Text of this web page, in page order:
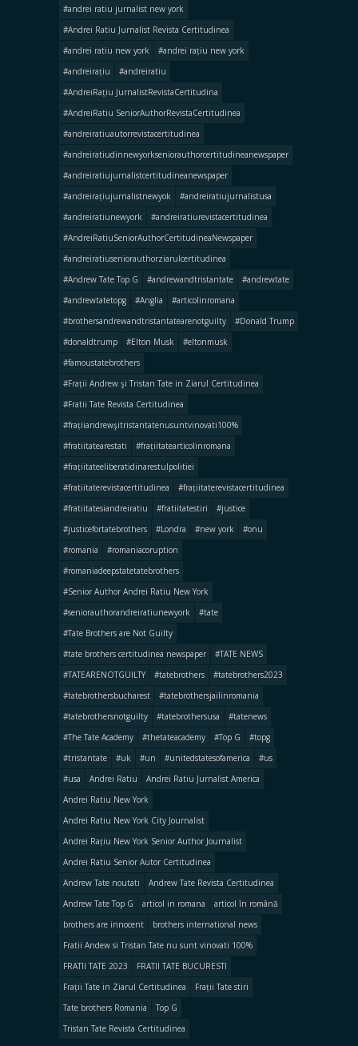
#andrei ratiu jurnalist new york
#Andrei Ratiu Jurnalist Revista Certitudinea
#andrei ratiu new york
#andrei rațiu new york
#andreirațiu
#andreiratiu
#AndreiRațiu JurnalistRevistaCertitudina
#AndreiRatiu SeniorAuthorRevistaCertitudinea
#andreiratiuautorrevistacertitudinea
#andreiratiudinnewyorkseniorauthorcertitudineanewspaper
#andreiratiujurnalistcertitudineanewspaper
#andreirațiujurnalistnewyok
#andreiratiujurnalistusa
#andreiratiunewyork
#andreiratiurevistacertitudinea
#AndreiRatiuSeniorAuthorCertitudineaNewspaper
#andreiratiuseniorauthorziarulcertitudinea
#Andrew Tate Top G
#andrewandtristantate
#andrewtate
#andrewtatetopg
#Anglia
#articolinromana
#brothersandrewandtristantatearenotguilty
#Donald Trump
#donaldtrump
#Elton Musk
#eltonmusk
#famoustatebrothers
#Frații Andrew şi Tristan Tate in Ziarul Certitudinea
#Fratii Tate Revista Certitudinea
#frațiiandrewşitristantatenusuntvinovati100%
#fratiitatearestati
#frațiitatearticolinromana
#frațiitateeliberatidinarestulpolitiei
#fratiitaterevistacertitudinea
#frațiitaterevistacertitudinea
#fratiitatesiandreiratiu
#fratiitatestiri
#justice
#justicefortatebrothers
#Londra #new york
#onu
#romania
#romaniacoruption
#romaniadeepstatetatebrothers
#Senior Author Andrei Ratiu New York
#seniorauthorandreiratiunewyork
#tate
#Tate Brothers are Not Guilty
#tate brothers certitudinea newspaper
#TATE NEWS
#TATEARENOTGUILTY
#tatebrothers
#tatebrothers2023
#tatebrothersbucharest
#tatebrothersjailinromania
#tatebrothersnotguilty
#tatebrothersusa
#tatenews
#The Tate Academy
#thetateacademy #Top G
#topg
#tristantate
#uk #un #unitedstatesofamerica
#us
#usa
Andrei Ratiu
Andrei Ratiu Jurnalist America
Andrei Ratiu New York
Andrei Ratiu New York City Journalist
Andrei Rațiu New York Senior Author Journalist
Andrei Ratiu Senior Autor Certitudinea
Andrew Tate noutati
Andrew Tate Revista Certitudinea
Andrew Tate Top G
articol in romana
articol în română
brothers are innocent
brothers international news
Fratii Andew si Tristan Tate nu sunt vinovati 100%
FRATII TATE 2023
FRATII TATE BUCURESTI
Frații Tate in Ziarul Certitudinea
Frații Tate stiri
Tate brothers Romania
Top G
Tristan Tate Revista Certitudinea